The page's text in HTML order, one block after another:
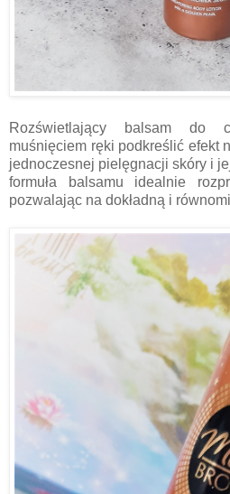
Rozświetlający balsam do
muśnięciem ręki podkreślić efekt
jednoczesnej pielęgnacji skóry i
formuła balsamu idealnie
pozwalając na dokładną i